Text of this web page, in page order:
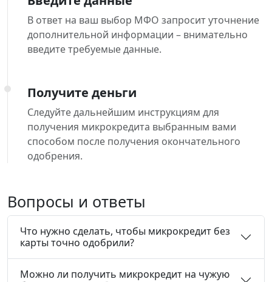
В ответ на ваш выбор МФО запросит уточнение
дополнительной информации – внимательно
введите требуемые данные.
Получите деньги
Следуйте дальнейшим инструкциям для
получения микрокредита выбранным вами
способом после получения окончательного
одобрения.
Вопросы и ответы
Что нужно сделать, чтобы микрокредит без
карты точно одобрили?
Можно ли получить микрокредит на чужую